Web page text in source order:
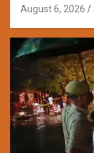
August 6, 2026